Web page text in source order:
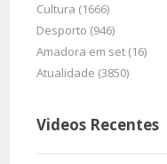
Cultura (1666)
Desporto (946)
Amadora em set (16)
Atualidade (3850)
Videos Recentes